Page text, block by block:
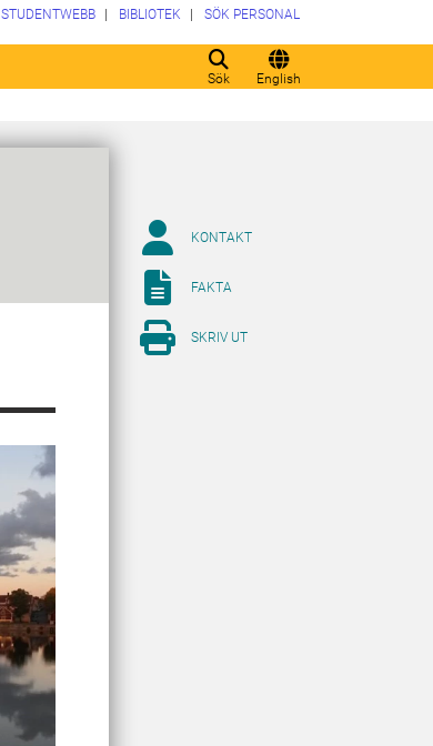
Sök English
STUDENTWEBB BIBLIOTEK SÖK PERSONAL
KONTAKT
FAKTA
SKRIV UT